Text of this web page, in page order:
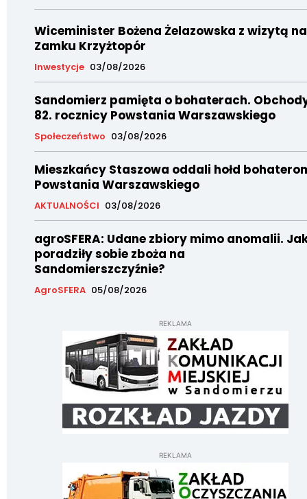
Wiceminister Bożena Żelazowska z wizytą na
Zamku Krzyżtopór
Inwestycje 03/08/2026
Sandomierz pamięta o bohaterach.
82. rocznicy Powstania Warszawskiego
Społeczeństwo 03/08/2026
Mieszkańcy Staszowa oddali hołd
Powstania Warszawskiego
AKTUALNOŚCI 03/08/2026
agroSFERA: Udane zbiory mimo anomalii.
poradziły sobie zboża na
Sandomierszczyźnie?
AgroSFERA 05/08/2026
REKLAMA
REKLAMA